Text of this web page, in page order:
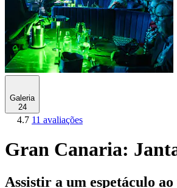
Galeria
24
4.7 11 avaliações
Gran Canaria:
Assistir a um espetáculo